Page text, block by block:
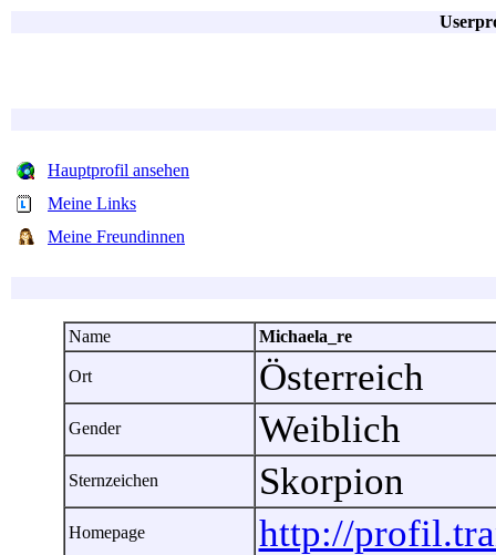
Hauptprofil ansehen
Meine Links
Meine Freundinnen
Name Michaela_re
Ort Österreich
Gender Weiblich
Sternzeichen Skorpion
Homepage http://